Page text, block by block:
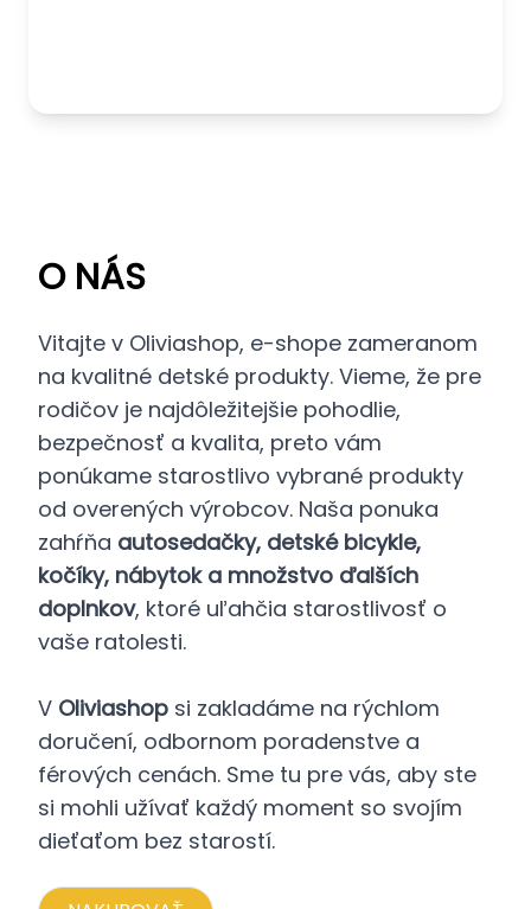
O NÁS
Vitajte v Oliviashop, e-shope zameranom
na kvalitné detské produkty. Vieme, že pre
rodičov je najdôležitejšie pohodlie,
bezpečnosť a kvalita, preto vám
ponúkame starostlivo vybrané produkty
od overených výrobcov. Naša ponuka
zahŕňa autosedačky, detské bicykle,
kočíky, nábytok a množstvo ďalších
doplnkov, ktoré uľahčia starostlivosť o
vaše ratolesti.
V Oliviashop si zakladáme na rýchlom
doručení, odbornom poradenstve a
férových cenách. Sme tu pre vás, aby ste
si mohli užívať každý moment so svojím
dieťaťom bez starostí.